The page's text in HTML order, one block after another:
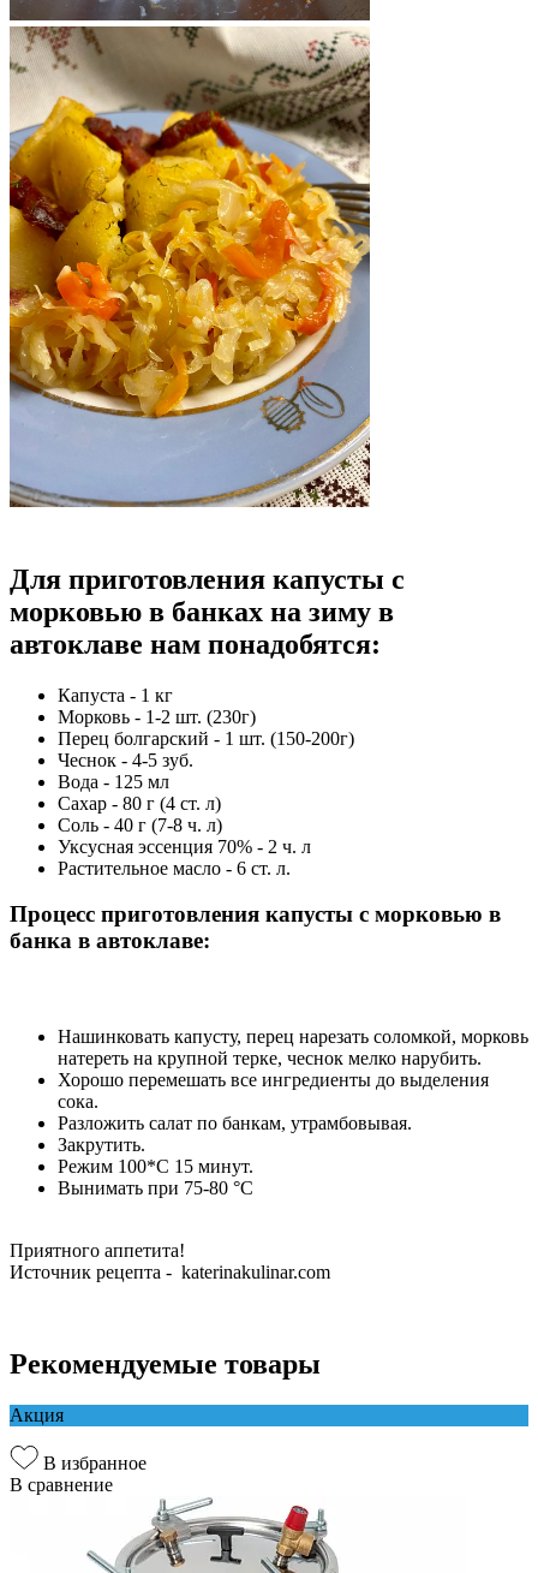
Для приготовления капусты с
морковью в банках на зиму в
автоклаве нам понадобятся:
Капуста - 1 кг
Морковь - 1-2 шт. (230г)
Перец болгарский - 1 шт. (150-200г)
Чеснок - 4-5 зуб.
Вода - 125 мл
Сахар - 80 г (4 ст. л)
Соль - 40 г (7-8 ч. л)
Уксусная эссенция 70% - 2 ч. л
Растительное масло - 6 ст. л.
Процесс приготовления капусты с морковью в
банка в автоклаве:
Нашинковать капусту, перец нарезать соломкой, морковь
натереть на крупной терке, чеснок мелко нарубить.
Хорошо перемешать все ингредиенты до выделения
сока.
Разложить салат по банкам, утрамбовывая.
Закрутить.
Режим 100*С 15 минут.
Вынимать при 75-80 °С
Приятного аппетита!
Источник рецепта - katerinakulinar.com
Рекомендуемые товары
Акция
В избранное
В сравнение